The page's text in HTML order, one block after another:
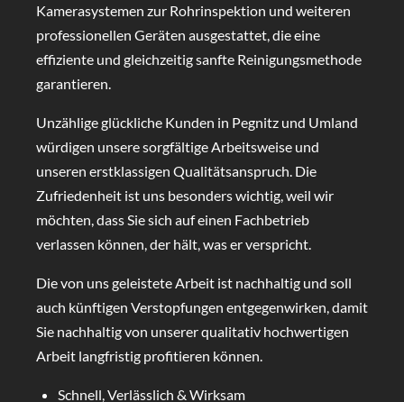
Kamerasystemen zur Rohrinspektion und weiteren
professionellen Geräten ausgestattet, die eine
effiziente und gleichzeitig sanfte Reinigungsmethode
garantieren.
Unzählige glückliche Kunden in Pegnitz und Umland
würdigen unsere sorgfältige Arbeitsweise und
unseren erstklassigen Qualitätsanspruch. Die
Zufriedenheit ist uns besonders wichtig, weil wir
möchten, dass Sie sich auf einen Fachbetrieb
verlassen können, der hält, was er verspricht.
Die von uns geleistete Arbeit ist nachhaltig und soll
auch künftigen Verstopfungen entgegenwirken, damit
Sie nachhaltig von unserer qualitativ hochwertigen
Arbeit langfristig profitieren können.
Schnell, Verlässlich & Wirksam